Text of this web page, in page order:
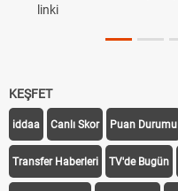
linki
KEŞFET
iddaa Canlı Skor Puan Durumu
Transfer Haberleri TV'de Bugün